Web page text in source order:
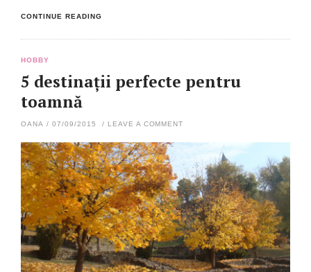
CONTINUE READING
HOBBY
5 destinații perfecte pentru
toamnă
OANA / 07/09/2015 / LEAVE A COMMENT